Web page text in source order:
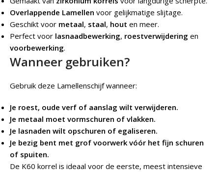
Overlappende Lamellen voor gelijkmatige slijtage.
Geschikt voor metaal, staal, hout en meer.
Perfect voor lasnaadbewerking, roestverwijdering en
voorbewerking.
Wanneer gebruiken?
Gebruik deze Lamellenschijf wanneer:
Je roest, oude verf of aanslag wilt verwijderen.
Je metaal moet vormschuren of vlakken.
Je lasnaden wilt opschuren of egaliseren.
Je bezig bent met grof voorwerk vóór het fijn schuren
of spuiten.
De K60 korrel is ideaal voor de eerste, meest intensieve